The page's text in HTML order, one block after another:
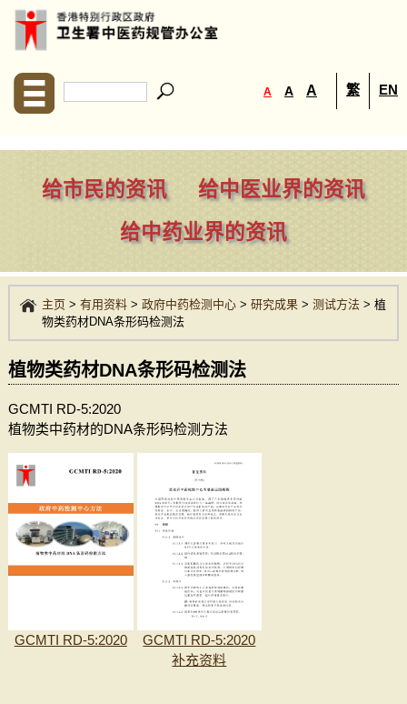
A A A 繁 EN
给市民的资讯
给中医业界的资讯
给中药业界的资讯
主页> 有用资料> 政府中药检测中心> 研究成果> 测试方法> 植
物类药材DNA条形码检测法
植物类药材DNA条形码检测法
GCMTI RD-5:2020
植物类中药材的DNA条形码检测方法
GCMTI RD-5:2020
GCMTI RD-5:2020
补充资料